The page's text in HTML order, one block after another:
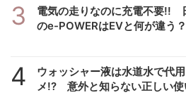
3
電気の走りなのに充電不要!!
のe-POWERはEVと何が違う？
4
ウォッシャー液は水道水で代
メ!? 意外と知らない正しい使